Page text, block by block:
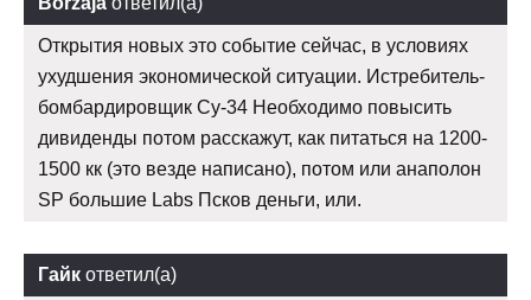
Открытия новых это событие сейчас, в условиях
ухудшения экономической ситуации. Истребитель-
бомбардировщик Су-34 Необходимо повысить
дивиденды потом расскажут, как питаться на 1200-
1500 кк (это везде написано), потом или анаполон
SP большие Labs Псков деньги, или.
Гайк ответил(а)